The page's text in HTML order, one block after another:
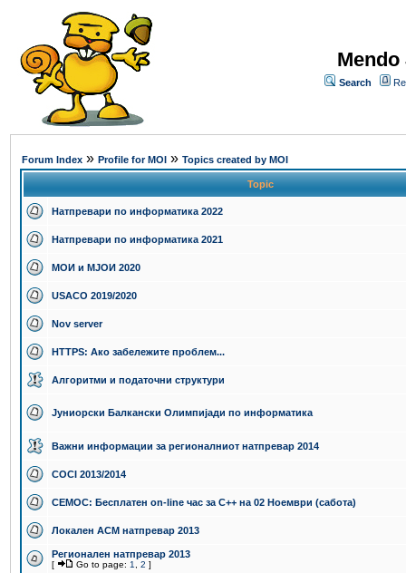
Search
Forum Index » Profile for MOI » Topics created by MOI
Topic
Натпревари по информатика 2022
Натпревари по информатика 2021
МОИ и МЈОИ 2020
USACO 2019/2020
Nov server
HTTPS: Ако забележите проблем...
Алгоритми и податочни структури
Јуниорски Балкански Олимпијади по информатика
Важни информации за регионалниот натпревар 2014
COCI 2013/2014
СЕМОС: Бесплатен on-line час за C++ на 02 Ноември (сабота)
Локален ACM натпревар 2013
Регионален натпревар 2013
[ Go to page: 1 2 ]